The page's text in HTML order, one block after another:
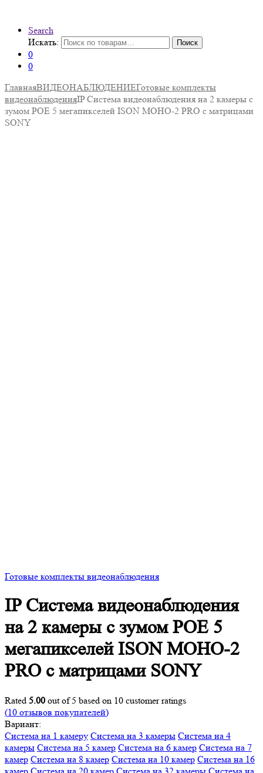
Search
Искать:
Поиск
0
0
ГлавнаяВИДЕОНАБЛЮДЕНИЕГотовые комплекты
видеонаблюденияIP Система видеонаблюдения на 2 камеры с
зумом POE 5 мегапикселей ISON MOHO-2 PRO с матрицами
SONY
Готовые комплекты видеонаблюдения
IP Система видеонаблюдения
на 2 камеры с зумом POE 5
мегапикселей ISON MOHO-2
PRO с матрицами SONY
Rated 5.00 out of 5 based on 10 customer ratings
(10 отзывов покупателей)
Вариант:
Система на 1 камеру Система на 3 камеры Система на 4
камеры Система на 5 камер Система на 6 камер Система на 7
камер Система на 8 камер Система на 10 камер Система на 16